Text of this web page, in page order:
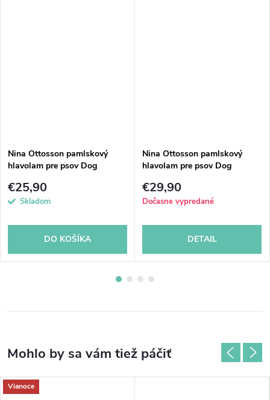
Nina Ottosson pamlskový
hlavolam pre psov Dog
€25,90
Skladom
DO KOŠÍKA
Nina Ottosson pamlskový
hlavolam pre psov Dog
€29,90
Dočasne vypredané
DETAIL
Vianoce